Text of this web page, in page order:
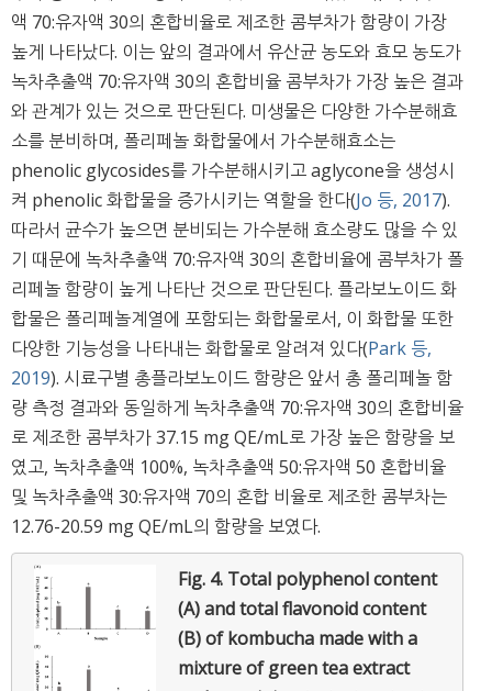
액 70:유자액 30의 혼합비율로 제조한 콤부차가 함량이 가장
높게 나타났다. 이는 앞의 결과에서 유산균 농도와 효모 농도가
녹차추출액 70:유자액 30의 혼합비율 콤부차가 가장 높은 결과
와 관계가 있는 것으로 판단된다. 미생물은 다양한 가수분해효
소를 분비하며, 폴리페놀 화합물에서 가수분해효소는
phenolic glycosides를 가수분해시키고 aglycone을 생성시
켜 phenolic 화합물을 증가시키는 역할을 한다(Jo 등, 2017).
따라서 균수가 높으면 분비되는 가수분해 효소량도 많을 수 있
기 때문에 녹차추출액 70:유자액 30의 혼합비율에 콤부차가 폴
리페놀 함량이 높게 나타난 것으로 판단된다. 플라보노이드 화
합물은 폴리페놀계열에 포함되는 화합물로서, 이 화합물 또한
다양한 기능성을 나타내는 화합물로 알려져 있다(Park 등,
2019). 시료구별 총플라보노이드 함량은 앞서 총 폴리페놀 함
량 측정 결과와 동일하게 녹차추출액 70:유자액 30의 혼합비율
로 제조한 콤부차가 37.15 mg QE/mL로 가장 높은 함량을 보
였고, 녹차추출액 100%, 녹차추출액 50:유자액 50 혼합비율
및 녹차추출액 30:유자액 70의 혼합 비율로 제조한 콤부차는
12.76-20.59 mg QE/mL의 함량을 보였다.
Fig. 4. Total polyphenol content
(A) and total flavonoid content
(B) of kombucha made with a
mixture of green tea extract